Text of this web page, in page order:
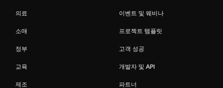
의료
소매
정부
교육
제조
이벤트 및 웨비나
프로젝트 템플릿
고객 성공
개발자 및 API
파트너